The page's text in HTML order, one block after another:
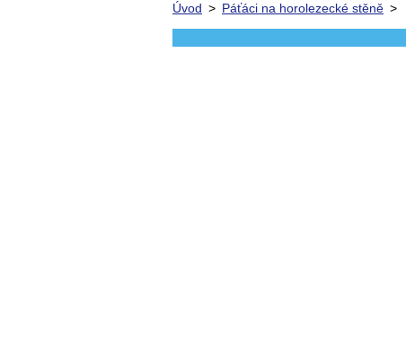
Úvod > Páťáci na horolezecké stěně >